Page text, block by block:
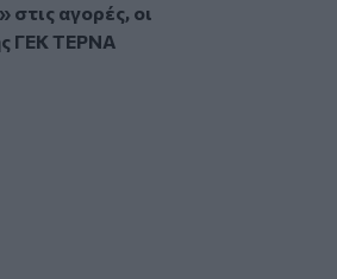
αγορές, οι
ΓΕΚ ΤΕΡΝΑ